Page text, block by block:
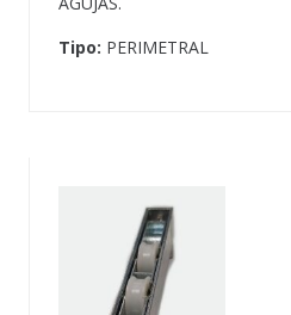
Tipo: PERIMETRAL